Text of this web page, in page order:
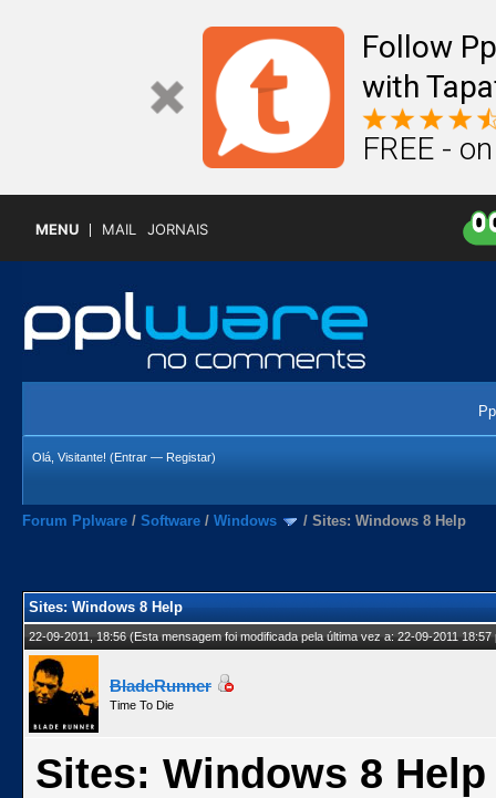
Follow
with
FREE -
MENU MAIL JORNAIS
Olá, Visitante! (Entrar — Registar)
Forum Pplware / Software / Windows / Sites: Windows 8 Help
Sites: Windows 8 Help
22-09-2011, 18:56(Esta mensagem foi modificada pela última vez a: 22-09-2011
BladeRunner
Time To Die
Sites: Windows 8 Help